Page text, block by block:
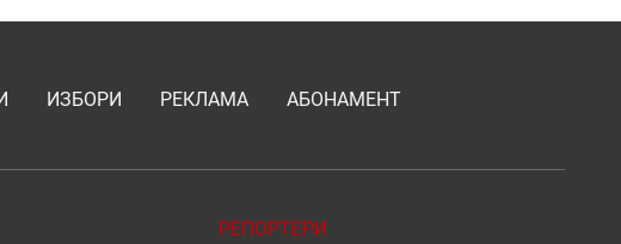
ИЗБОРИ РЕКЛАМА АБОНАМЕНТ
РЕПОРТЕРИ